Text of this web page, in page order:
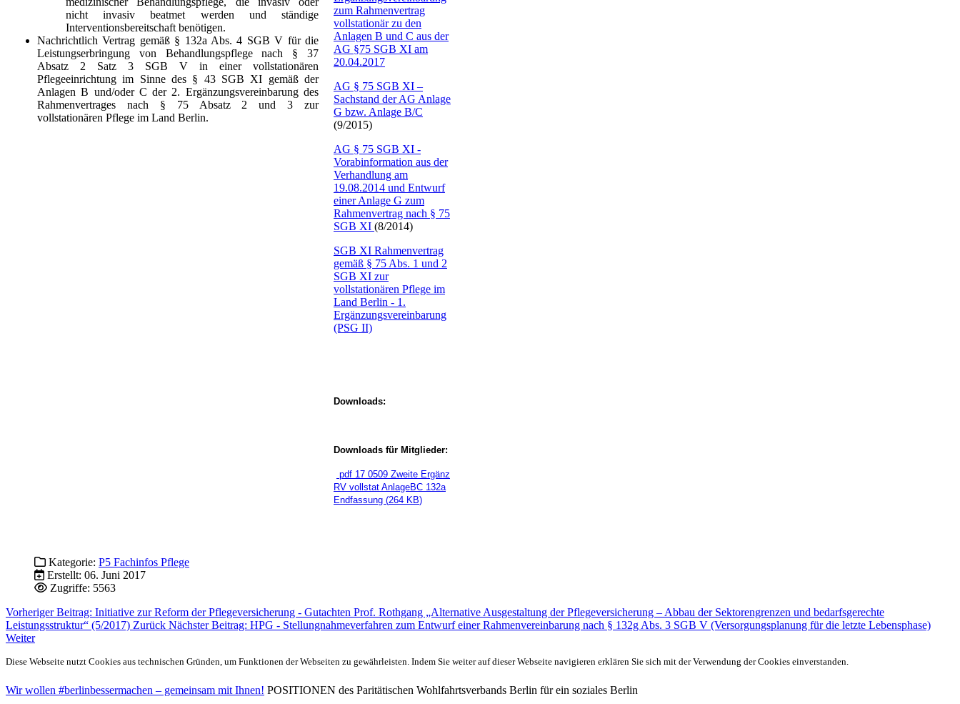
nicht invasiv beatmet werden und ständige
Interventionsbereitschaft benötigen.
Nachrichtlich Vertrag gemäß § 132a Abs. 4 SGB V für die
Leistungserbringung von Behandlungspflege nach § 37
Absatz 2 Satz 3 SGB V in einer vollstationären
Pflegeeinrichtung im Sinne des § 43 SGB XI gemäß der
Anlagen B und/oder C der 2. Ergänzungsvereinbarung des
Rahmenvertrages nach § 75 Absatz 2 und 3 zur
vollstationären Pflege im Land Berlin.
zum Rahmenvertrag
vollstationär zu den
Anlagen B und C aus der
AG §75 SGB XI am
20.04.2017
AG § 75 SGB XI –
Sachstand der AG Anlage
G bzw. Anlage B/C
(9/2015)
AG § 75 SGB XI -
Vorabinformation aus der
Verhandlung am
19.08.2014 und Entwurf
einer Anlage G zum
Rahmenvertrag nach § 75
SGB XI (8/2014)
SGB XI Rahmenvertrag
gemäß § 75 Abs. 1 und 2
SGB XI zur
vollstationären Pflege im
Land Berlin - 1.
Ergänzungsvereinbarung
(PSG II)
Downloads:
Downloads für Mitglieder:
pdf 17 0509 Zweite Ergänz
RV vollstat AnlageBC 132a
Endfassung (264 KB)
Kategorie: P5 Fachinfos Pflege
Erstellt: 06. Juni 2017
Zugriffe: 5563
Vorheriger Beitrag: Initiative zur Reform der Pflegeversicherung - Gutachten Prof. Rothgang „Alternative Ausgestaltung der Pflegeversicherung – Abbau der Sektorengrenzen und bedarfsgerechte
Leistungsstruktur“ (5/2017) Zurück Nächster Beitrag: HPG - Stellungnahmeverfahren zum Entwurf einer Rahmenvereinbarung nach § 132g Abs. 3 SGB V (Versorgungsplanung für die letzte Lebensphase)
Weiter
Diese Webseite nutzt Cookies aus technischen Gründen, um Funktionen der Webseiten zu gewährleisten. Indem Sie weiter auf dieser Webseite navigieren erklären Sie sich mit der Verwendung der Cookies einverstanden.
Wir wollen #berlinbessermachen – gemeinsam mit Ihnen! POSITIONEN des Paritätischen Wohlfahrtsverbands Berlin für ein soziales Berlin